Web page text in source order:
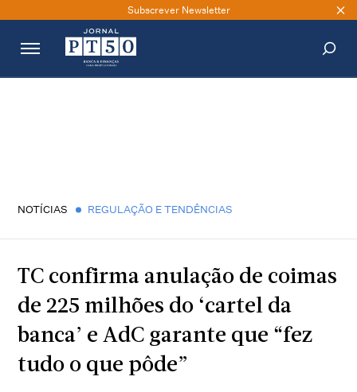
Subscrever Newsletter
NOTÍCIAS REGULAÇÃO E TENDÊNCIAS
TC confirma anulação de coimas
de 225 milhões do ‘cartel da
banca’ e AdC garante que “fez
tudo o que pôde”